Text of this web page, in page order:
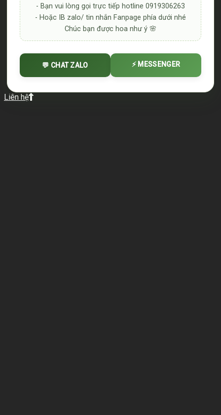
- Bạn vui lòng gọi trực tiếp hotline 0919306263
- Hoặc IB zalo/ tin nhắn Fanpage phía dưới nhé
Chúc bạn được hoa như ý 🌸
💬 CHAT ZALO ⚡ MESSENGER
Liên hệ